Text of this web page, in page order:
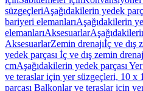
süzgeçleriAşağıdakilerin yedek
bariyeri elemanlarıAşağıdakilerin
elemanlarıAksesuarlar
AksesuarlarZemin drenajıİç ve dış
yedek parçası İç ve dış zemin
cmAşağıdakilerin yedek parçası
ve teraslar için yer süzgeçleri, 10 x
parçası Balkonlar ve teraslar için